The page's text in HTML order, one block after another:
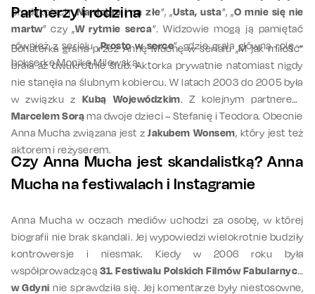
produkcjach „Na dobre i na złe”, „Usta, usta”, „O mnie się nie
martw” czy „W rytmie serca”. Widzowie mogą ją pamiętać
również z serialu „Prosto w serce”, gdzie grała główną rolę –
bokserkę Monikę Milewską.
Partnerzy i rodzina
Bohaterka grana przez Annę Muchę w serialu „M jak miłość”
brała aż dwukrotnie ślub. Aktorka prywatnie natomiast nigdy
nie stanęła na ślubnym kobiercu. W latach 2003 do 2005 była
w związku z Kubą Wojewódzkim. Z kolejnym partnerem,
Marcelem Sorąma dwoje dzieci – Stefanię i Teodora. Obecnie
Anna Mucha związana jest zJakubem Wonsem, który jest też
aktorem i reżyserem.
Czy Anna Mucha jest skandalistką? Anna
Mucha na festiwalach i Instagramie
Anna Mucha w oczach mediów uchodzi za osobę, w której
biografii nie brak skandali. Jej wypowiedzi wielokrotnie budziły
kontrowersje i niesmak. Kiedy w 2006 roku była
współprowadzącą 31. Festiwalu Polskich Filmów Fabularnych
w Gdyni nie sprawdziła się. Jej komentarze były niestosowne,